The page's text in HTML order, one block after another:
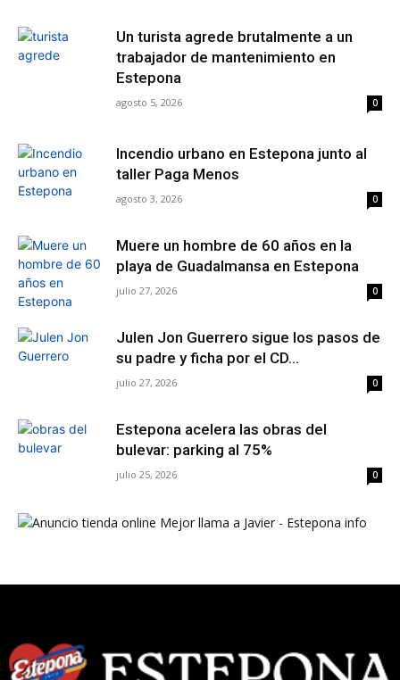
Un turista agrede brutalmente a un
trabajador de mantenimiento en
Estepona
agosto 5, 2026 0
Incendio urbano en Estepona junto al
taller Paga Menos
agosto 3, 2026 0
Muere un hombre de 60 años en la
playa de Guadalmansa en Estepona
julio 27, 2026 0
Julen Jon Guerrero sigue los pasos de
su padre y ficha por el CD...
julio 27, 2026 0
Estepona acelera las obras del
bulevar: parking al 75%
julio 25, 2026 0